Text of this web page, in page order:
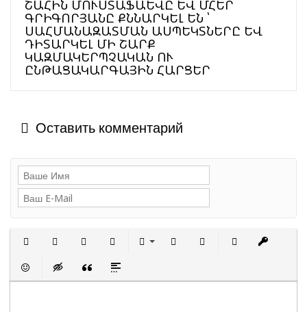
ՇԱՀԻՆ ՄՈՒՍՏԱՖԱԵՎԸ ԵՎ ՄՀԵՐ
ԳՐԻԳՈՐՅԱՆԸ ՔՆՆԱՐԿԵԼ ԵՆ ՝
ՍԱՀՄԱՆԱԶԱՏՄԱՆ ԱՍՊԵԿՏՆԵՐԸ ԵՎ
ԴԻՏԱՐԿԵԼ ՄԻ ՇԱՐՔ
ԿԱԶՄԱԿԵՐՊՉԱԿԱՆ ՈՒ
ԸՆԹԱՑԱԿԱՐԳԱՅԻՆ ՀԱՐՑԵՐ
Оставить комментарий
Полужирный Подчеркнутый
Вставить смайлик
Вставка скрытого текста
Вставка цитаты
Вставка спойлера